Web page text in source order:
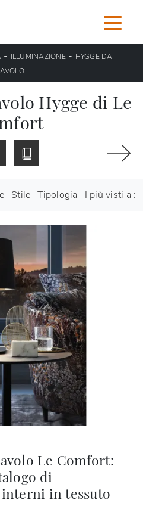
- ILLUMINAZIONE - HYGGE DA
Hygge di Le
Stile Tipologia I più visti a :
Le Comfort:
di
in tessuto